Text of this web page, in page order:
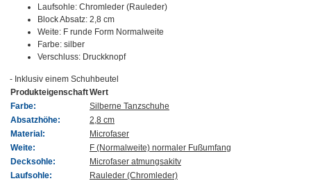
Laufsohle: Chromleder (Rauleder)
Block Absatz: 2,8 cm
Weite: F runde Form Normalweite
Farbe: silber
Verschluss: Druckknopf
- Inklusiv einem Schuhbeutel
ProdukteigenschaftWert
Farbe:
Silberne Tanzschuhe
Absatzhöhe:
2,8 cm
Material:
Microfaser
Weite:
F (Normalweite) normaler Fußumfang
Decksohle:
Microfaser atmungsakitv
Laufsohle:
Rauleder (Chromleder)